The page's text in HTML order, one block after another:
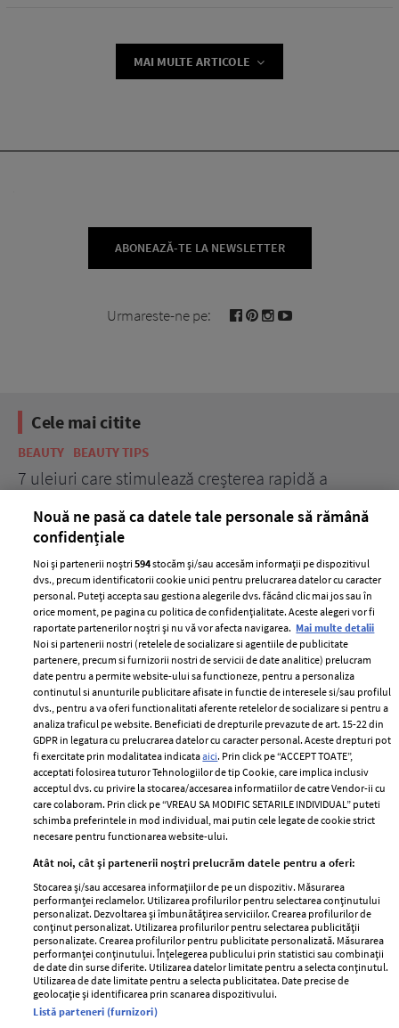
MAI MULTE ARTICOLE
ABONEAZĂ-TE LA NEWSLETTER
Urmareste-ne pe:
Cele mai citite
BEAUTY BEAUTY TIPS
7 uleiuri care stimulează creșterea rapidă a
ELLE Style Awards
2024
Despre ELLE
Romania
Contact
Abonamente
Termeni si conditii
Politica de
confidențialitate
Politica de cookies
Publicitate
GSP
Unica
Baby
Retete
femei
Viva
Avantaje
Retete practice
Pariază responsabil! Decizia ONJN nr. 821/25.09.2025.
Jocurile de noroc sunt interzise minorilor.
Nouă ne pasă ca datele tale personale să rămână
confidențiale
Noi și partenerii noștri594stocăm și/sau accesăm informații pe dispozitivul
dvs., precum identificatorii cookie unici pentru prelucrarea datelor cu caracter
personal. Puteți accepta sau gestiona alegerile dvs. făcând clic mai jos sau în
orice moment, pe pagina cu politica de confidențialitate. Aceste alegeri vor fi
raportate partenerilor noștri și nu vă vor afecta navigarea. Mai multe detalii
Noi si partenerii nostri (retelele de socializare si agentiile de publicitate
partenere, precum si furnizorii nostri de servicii de date analitice) prelucram
date pentru a permite website-ului sa functioneze, pentru a personaliza
continutul si anunturile publicitare afisate in functie de interesele si/sau profilul
dvs., pentru a va oferi functionalitati aferente retelelor de socializare si pentru a
analiza traficul pe website. Beneficiati de drepturile prevazute de art. 15-22 din
GDPR in legatura cu prelucrarea datelor cu caracter personal. Aceste drepturi pot
fi exercitate prin modalitatea indicataaici. Prin click pe “ACCEPT TOATE”,
acceptati folosirea tuturor Tehnologiilor de tip Cookie, care implica inclusiv
acceptul dvs. cu privire la stocarea/accesarea informatiilor de catre Vendor-ii cu
care colaboram. Prin click pe “VREAU SA MODIFIC SETARILE INDIVIDUAL” puteti
schimba preferintele in mod individual, mai putin cele legate de cookie strict
necesare pentru functionarea website-ului.
Atât noi, cât și partenerii noștri prelucrăm datele pentru a oferi:
Stocarea și/sau accesarea informațiilor de pe un dispozitiv. Măsurarea
performanței reclamelor. Utilizarea profilurilor pentru selectarea conținutului
personalizat. Dezvoltarea și îmbunătățirea serviciilor. Crearea profilurilor de
conținut personalizat. Utilizarea profilurilor pentru selectarea publicității
personalizate. Crearea profilurilor pentru publicitate personalizată. Măsurarea
performanței conținutului. Înțelegerea publicului prin statistici sau combinații
de date din surse diferite. Utilizarea datelor limitate pentru a selecta conținutul.
Utilizarea de date limitate pentru a selecta publicitatea. Date precise de
geolocație și identificarea prin scanarea dispozitivului.
Listă parteneri (furnizori)